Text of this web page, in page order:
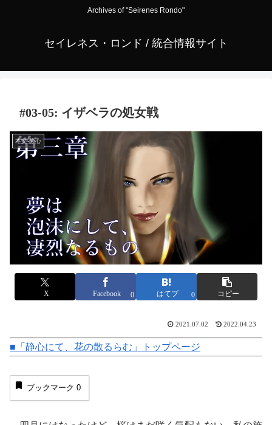
Archives of "Seirenes Rondo"
セイレネス・ロンド / 統合情報サイト
#03-05: イザベラの処女戦
本文-静心
X Facebook 0 はてブ 0 コピー
2021.07.02 2022.04.23
■「静心にて、花の散るらむ」トップページ
ブックマーク 0